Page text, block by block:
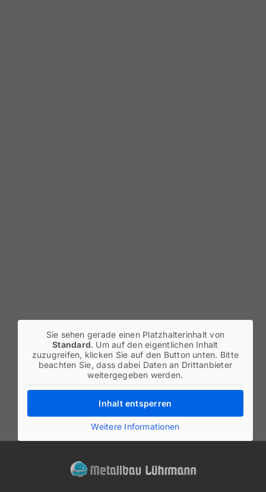
Sie sehen gerade einen Platzhalterinhalt von
Standard. Um auf den eigentlichen Inhalt
zuzugreifen, klicken Sie auf den Button unten. Bitte
beachten Sie, dass dabei Daten an Drittanbieter
weitergegeben werden.
Inhalt entsperren
Weitere Informationen